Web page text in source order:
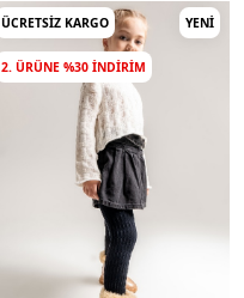
ÜCRETSIZ KARGO YENI
2. ÜRÜNE %30 INDIRIM